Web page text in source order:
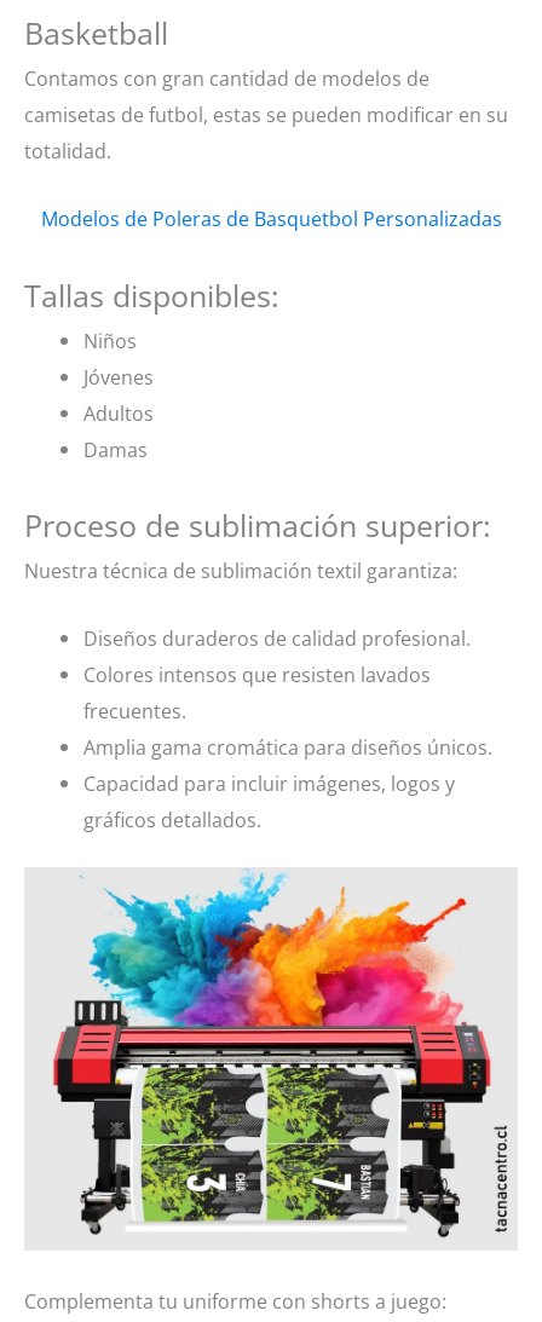
Basketball
Contamos con gran cantidad de modelos de
camisetas de futbol, estas se pueden modificar en su
totalidad.
Modelos de Poleras de Basquetbol Personalizadas
Tallas disponibles:
Niños
Jóvenes
Adultos
Damas
Proceso de sublimación superior:
Nuestra técnica de sublimación textil garantiza:
Diseños duraderos de calidad profesional.
Colores intensos que resisten lavados
frecuentes.
Amplia gama cromática para diseños únicos.
Capacidad para incluir imágenes, logos y
gráficos detallados.
Complementa tu uniforme con shorts a juego: